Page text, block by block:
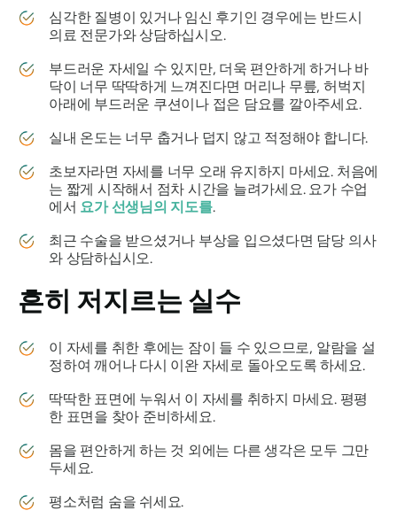
심각한 질병이 있거나 임신 후기인 경우에는 반드시
의료 전문가와 상담하십시오.
부드러운 자세일 수 있지만, 더욱 편안하게 하거나 바
닥이 너무 딱딱하게 느껴진다면 머리나 무릎, 허벅지
아래에 부드러운 쿠션이나 접은 담요를 깔아주세요.
실내 온도는 너무 춥거나 덥지 않고 적정해야 합니다.
초보자라면 자세를 너무 오래 유지하지 마세요. 처음에
는 짧게 시작해서 점차 시간을 늘려가세요. 요가 수업
에서 요가 선생님의 지도를.
최근 수술을 받으셨거나 부상을 입으셨다면 담당 의사
와 상담하십시오.
흔히 저지르는 실수
이 자세를 취한 후에는 잠이 들 수 있으므로, 알람을 설
정하여 깨어나 다시 이완 자세로 돌아오도록 하세요.
딱딱한 표면에 누워서 이 자세를 취하지 마세요. 평평
한 표면을 찾아 준비하세요.
몸을 편안하게 하는 것 외에는 다른 생각은 모두 그만
두세요.
평소처럼 숨을 쉬세요.